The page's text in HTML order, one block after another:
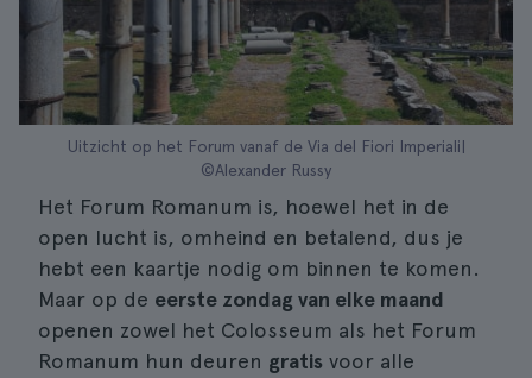
Uitzicht op het Forum vanaf de Via del Fiori Imperiali|
©Alexander Russy
Het Forum Romanum is, hoewel het in de
open lucht is, omheind en betalend, dus je
hebt een kaartje nodig om binnen te komen.
Maar op de eerste zondag van elke maand
openen zowel het Colosseum als het Forum
Romanum hun deuren gratis voor alle